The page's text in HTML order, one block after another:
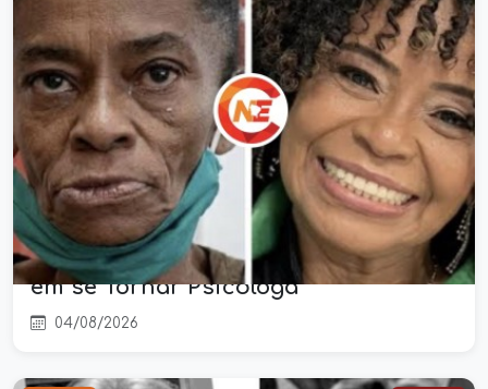
Após Superar 32 Anos de
Dependência Química, Maria
Solange Celebra Nova Vida e Sonha
em se Tornar Psicóloga
04/08/2026